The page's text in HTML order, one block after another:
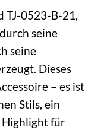
TJ-0523-B-21,
seine
seine
Dieses
– es ist
Stils, ein
Highlight für